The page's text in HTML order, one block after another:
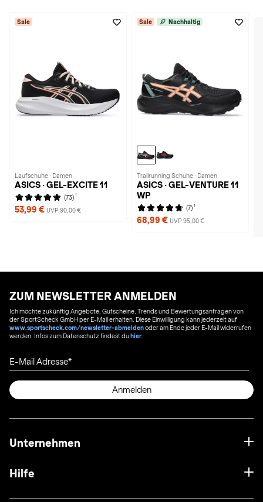
Sale
Laufschuhe · Damen
ASICS · GEL-EXCITE 11
(73) 1
53,99 € UVP 90,00 €
Sale Nachhaltig
Trailrunning Schuhe · Damen
ASICS · GEL-VENTURE 11
WP
(7) 1
68,99 € UVP 95,00 €
ZUM NEWSLETTER ANMELDEN
Ich möchte zukünftig Angebote, Gutscheine, Trends und Bewertungsanfragen von
der SportScheck GmbH per E-Mail erhalten. Diese Einwilligung kann jederzeit auf
www.sportscheck.com/newsletter-abmeldenoder am Ende jeder E-Mail widerrufen
werden. Infos zum Datenschutz findest duhier
E-Mail Adresse
Anmelden
Unternehmen
Hilfe